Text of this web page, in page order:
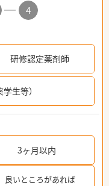
4
研修認定薬剤師
生等）
3ヶ月以内
良いところがあれば